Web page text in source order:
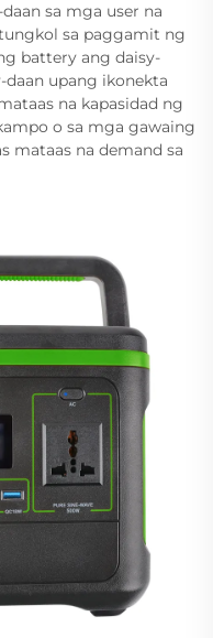
sa mga user na
sa paggamit ng
battery ang daisy-
upang ikonekta
na kapasidad ng
o sa mga gawaing
mataas na demand sa